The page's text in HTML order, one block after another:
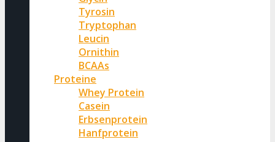
Tyrosin
Tryptophan
Leucin
Ornithin
BCAAs
Proteine
Whey Protein
Casein
Erbsenprotein
Hanfprotein